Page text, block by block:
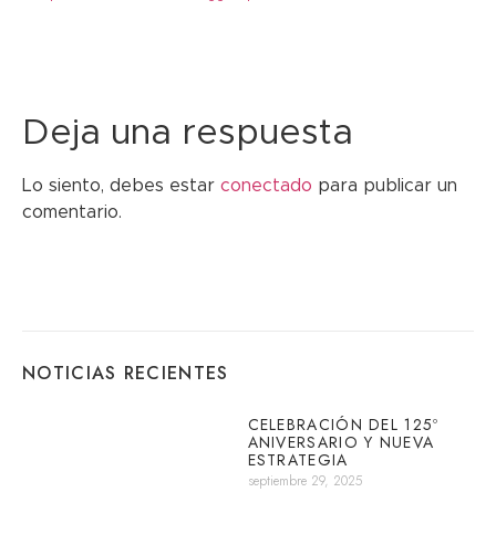
Deja una respuesta
Lo siento, debes estar conectado para publicar un
comentario.
NOTICIAS RECIENTES
CELEBRACIÓN DEL 125º
ANIVERSARIO Y NUEVA
ESTRATEGIA
septiembre 29, 2025